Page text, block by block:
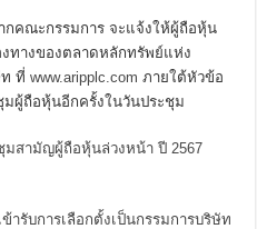
คณะกรรมการ จะแจ้งให้ผู้ถือหุ้น
ทางของตลาดหลักทรัพย์แห่ง
ท ที่www.aripplc.com ภายใต้หัวข้อ
มผู้ถือหุ้นอีกครั้งในวันประชุม
มสามัญผู้ถือหุ้นล่วงหน้า ปี 2567
ารับการเลือกตั้งเป็นกรรมการบริษัท